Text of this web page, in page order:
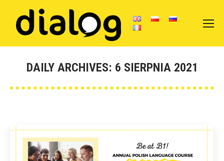
DAILY ARCHIVES: 6 SIERPNIA 2021